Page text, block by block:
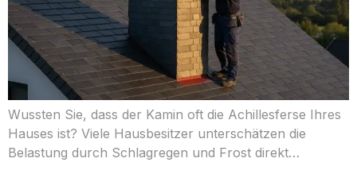
Wussten Sie, dass der Kamin oft die Achillesferse Ihres
Hauses ist? Viele Hausbesitzer unterschätzen die
Belastung durch Schlagregen und Frost direkt…